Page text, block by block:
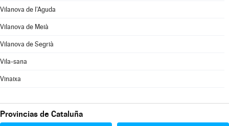
Vilanova de l'Aguda
Vilanova de Meià
Vilanova de Segrià
Vila-sana
Vinaixa
Provincias de Cataluña